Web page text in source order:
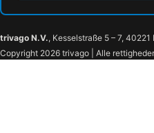
trivago N.V., Kesselstraße 5 – 7,
Copyright 2026 trivago | Alle